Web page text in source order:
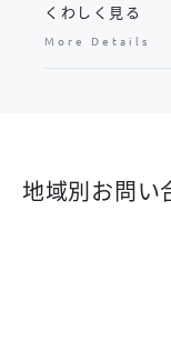
くわしく見る
More Details
地域別お問い